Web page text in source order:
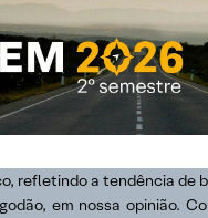
refletindo a tendência de
em nossa opinião.